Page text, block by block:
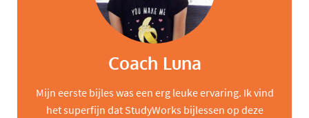
Coach Luna
Mijn eerste bijles was een erg leuke ervaring. Ik vind
het superfijn dat StudyWorks bijlessen op deze